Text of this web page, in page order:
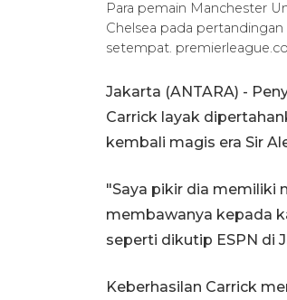
Para pemain Manchester
Chelsea pada
setempat.
Jakarta (ANTARA) -
Carrick layak
kembali magis era Sir
"Saya pikir dia memiliki
membawanya kepada
seperti dikutip ESPN di
Keberhasilan Carrick